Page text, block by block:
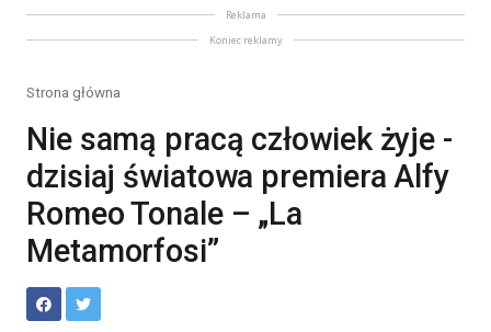
Reklama
Koniec reklamy
Strona główna
Nie samą pracą człowiek żyje -
dzisiaj światowa premiera Alfy
Romeo Tonale – „La
Metamorfosi”